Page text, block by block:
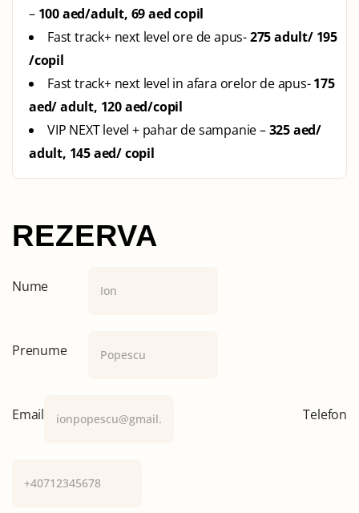
– 100 aed/adult, 69 aed copil
Fast track+ next level ore de apus-275 adult/ 195
/copil
Fast track+ next level in afara orelor de apus-175
aed/ adult, 120 aed/copil
VIP NEXT level + pahar de sampanie –325 aed/
adult, 145 aed/ copil
REZERVA
Nume
Prenume
Email Telefon